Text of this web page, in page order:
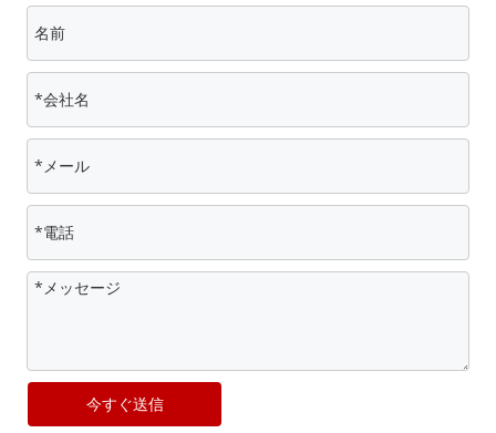
今すぐ送信